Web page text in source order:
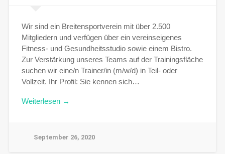
Wir sind ein Breitensportverein mit über 2.500
Mitgliedern und verfügen über ein vereinseigenes
Fitness- und Gesundheitsstudio sowie einem Bistro.
Zur Verstärkung unseres Teams auf der Trainingsfläche
suchen wir eine/n Trainer/in (m/w/d) in Teil- oder
Vollzeit. Ihr Profil: Sie kennen sich…
Weiterlesen →
September 26, 2020